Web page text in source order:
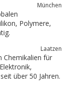
verfügen wir
München
Laatzen
Chemikalien für
seit über 50 Jahren.